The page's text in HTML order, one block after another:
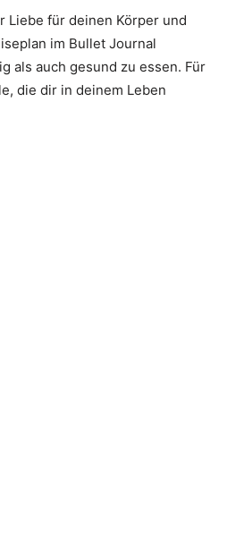
Liebe für deinen Körper und
im Bullet Journal
als auch gesund zu essen. Für
die dir in deinem Leben